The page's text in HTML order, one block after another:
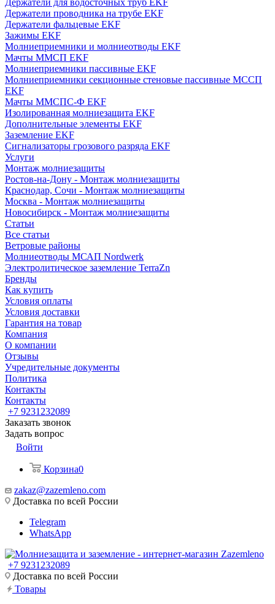
Держатели для водосточных труб EKF
Держатели проводника на трубе EKF
Держатели фальцевые EKF
Зажимы EKF
Молниеприемники и молниеотводы EKF
Мачты ММСП EKF
Молниеприемники пассивные EKF
Молниеприемники секционные стеновые пассивные МССП
EKF
Мачты ММСПС-Ф EKF
Изолированная молниезащита EKF
Дополнительные элементы EKF
Заземление EKF
Сигнализаторы грозового разряда EKF
Услуги
Монтаж молниезащиты
Ростов-на-Дону - Монтаж молниезащиты
Краснодар, Сочи - Монтаж молниезащиты
Москва - Монтаж молниезащиты
Новосибирск - Монтаж молниезащиты
Статьи
Все статьи
Ветровые районы
Молниеотводы МСАП Nordwerk
Электролитическое заземление TerraZn
Бренды
Как купить
Условия оплаты
Условия доставки
Гарантия на товар
Компания
О компании
Отзывы
Учредительные документы
Политика
Контакты
Контакты
+7 9231232089
Заказать звонок
Задать вопрос
Войти
Корзина0
zakaz@zazemleno.com
Доставка по всей России
Telegram
WhatsApp
+7 9231232089
Доставка по всей России
Товары